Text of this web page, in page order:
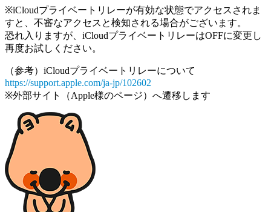
※iCloudプライベートリレーが有効な状態でアクセスされま
すと、不審なアクセスと検知される場合がございます。
恐れ入りますが、iCloudプライベートリレーはOFFに変更し
再度お試しください。
（参考）iCloudプライベートリレーについて
https://support.apple.com/ja-jp/102602
※外部サイト（Apple様のページ）へ遷移します